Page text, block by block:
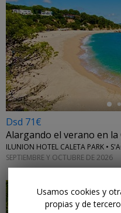
←
Dsd 71€
Alargando el verano en la
ILUNION HOTEL CALETA PARK •
SEPTIEMBRE Y OCTUBRE DE 2026
Usamos cookies y
propias y de